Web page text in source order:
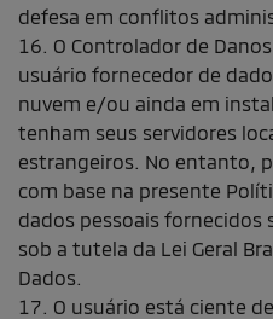
defesa em conflitos
16. O Controlador de
usuário fornecedor de
nuvem e/ou ainda em
tenham seus servidores
estrangeiros. No entanto,
com base na presente
dados pessoais fornecidos
sob a tutela da Lei Geral
Dados.
17. O usuário está ciente